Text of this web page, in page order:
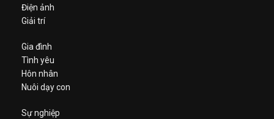
Điện ảnh
Giải trí
Gia đình
Tình yêu
Hôn nhân
Nuôi dạy con
Sự nghiệp